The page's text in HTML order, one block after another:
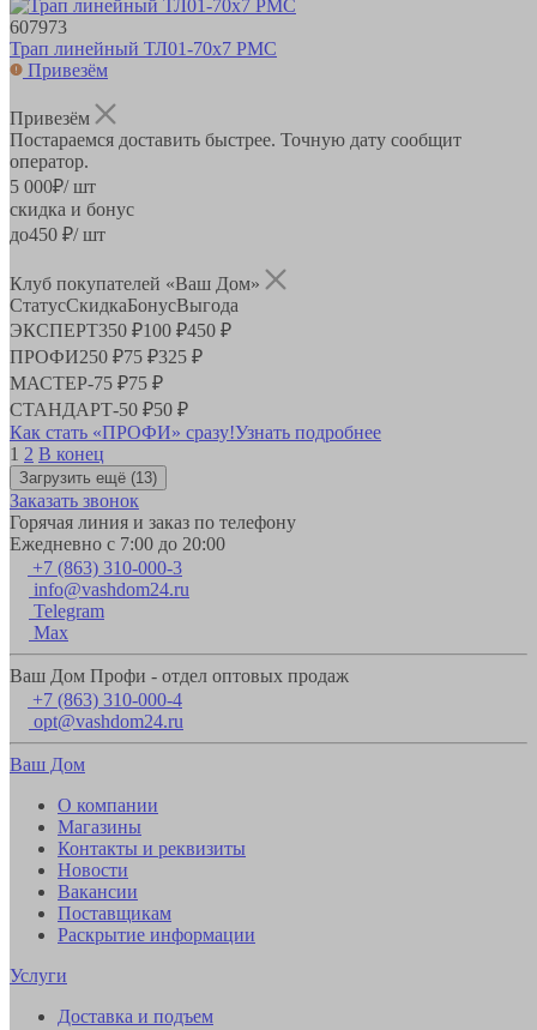
607973
Трап линейный ТЛ01-70х7 РМС
Привезём
Привезём
Постараемся доставить быстрее. Точную дату сообщит
оператор.
5 000₽/ шт
скидка и бонус
до450 ₽/ шт
Клуб покупателей «Ваш Дом»
СтатусСкидкаБонусВыгода
ЭКСПЕРТ350 ₽100 ₽450 ₽
ПРОФИ250 ₽75 ₽325 ₽
МАСТЕР-75 ₽75 ₽
СТАНДАРТ-50 ₽50 ₽
Как стать «ПРОФИ» сразу!Узнать подробнее
1 2 В конец
Загрузить ещё (13)
Заказать звонок
Горячая линия и заказ по телефону
Ежедневно с 7:00 до 20:00
+7 (863) 310-000-3
info@vashdom24.ru
Telegram
Max
Ваш Дом Профи - отдел оптовых продаж
+7 (863) 310-000-4
opt@vashdom24.ru
Ваш Дом
О компании
Магазины
Контакты и реквизиты
Новости
Вакансии
Поставщикам
Раскрытие информации
Услуги
Доставка и подъем